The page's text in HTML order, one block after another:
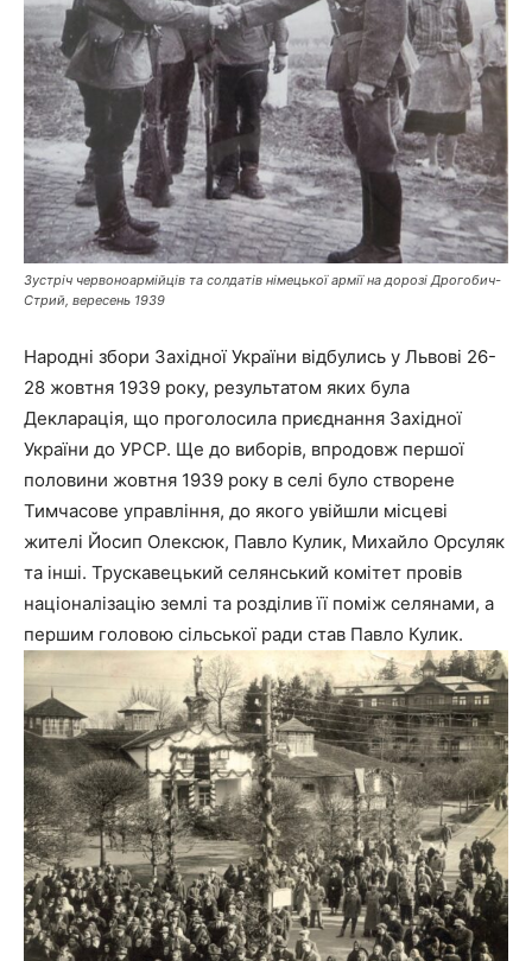
Зустріч червоноармійців та солдатів німецької армії на дорозі Дрогобич-
Стрий, вересень 1939
Народні збори Західної України відбулись у Львові 26-
28 жовтня 1939 року, результатом яких була
Декларація, що проголосила приєднання Західної
України до УРСР. Ще до виборів, впродовж першої
половини жовтня 1939 року в селі було створене
Тимчасове управління, до якого увійшли місцеві
жителі Йосип Олексюк, Павло Кулик, Михайло Орсуляк
та інші. Трускавецький селянський комітет провів
націоналізацію землі та розділив її поміж селянами, а
першим головою сільської ради став Павло Кулик.